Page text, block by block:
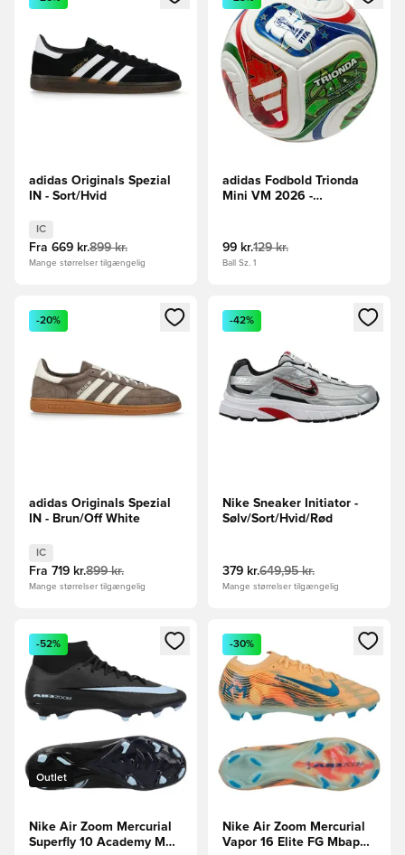
adidas Originals Spezial
IN - Sort/Hvid
IC
Fra 669 kr.899 kr.
Mange størrelser tilgængelig
adidas Fodbold Trionda
Mini VM 2026 -
99 kr.129 kr.
Ball Sz. 1
Åbner en Modal til at logge ind eller tilmelde dig som
-20%
adidas Originals Spezial
IN - Brun/Off White
IC
Fra 719 kr.899 kr.
Mange størrelser tilgængelig
Åbner en Modal til at logge
-42%
Nike Sneaker Initiator -
Sølv/Sort/Hvid/Rød
379 kr.649,95 kr.
Mange størrelser tilgængelig
Åbner en Modal til at logge ind eller tilmelde dig som
Outlet
-52%
Nike Air Zoom Mercurial
Superfly 10 Academy MG
Åbner en Modal til at logge
-30%
Nike Air Zoom Mercurial
Vapor 16 Elite FG Mbappé